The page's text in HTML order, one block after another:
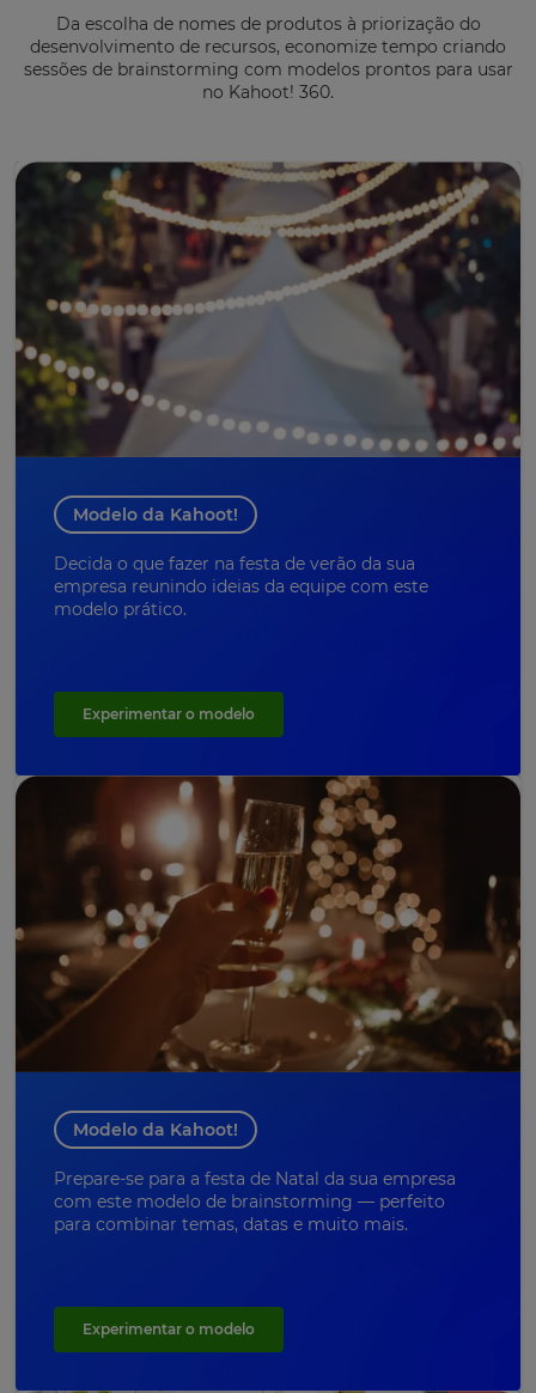
Da escolha de nomes de produtos à priorização do
desenvolvimento de recursos, economize tempo criando
sessões de brainstorming com modelos prontos para usar
no Kahoot! 360.
Modelo da Kahoot!
Decida o que fazer na festa de verão da sua
empresa reunindo ideias da equipe com este
modelo prático.
Experimentar o modelo
Modelo da Kahoot!
Prepare-se para a festa de Natal da sua empresa
com este modelo de brainstorming — perfeito
para combinar temas, datas e muito mais.
Experimentar o modelo